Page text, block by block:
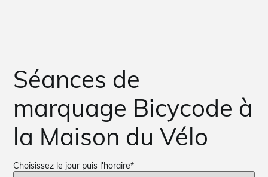
Séances de
marquage Bicycode à
la Maison du Vélo
Choisissez le jour puis l'horaire*